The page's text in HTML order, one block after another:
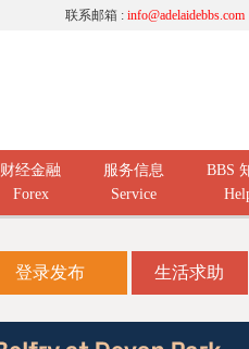
联系邮箱 : info@adelaidebbs.com
财经金融
Forex
服务信息
Service
BBS
登录发布 生活求助